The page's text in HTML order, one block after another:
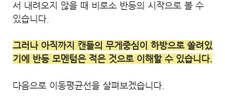
서 내려오지 않을 때 비로소 반등의 시작으로 볼 수
있습니다.
그러나 아직까지 캔들의 무게중심이 하방으로 쏠려있
기에 반등 모멘텀은 적은 것으로 이해할 수 있습니다.
다음으로 이동평균선을 살펴보겠습니다.